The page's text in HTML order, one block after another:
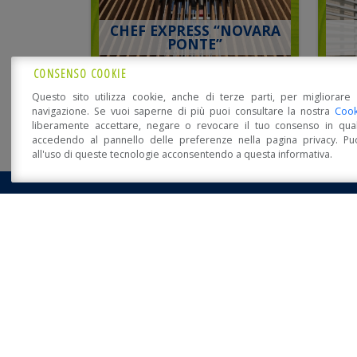
Open Accessibility
CHEF EXPRESS “NOVARA
PONTE”
CONSENSO COOKIE
Questo sito utilizza cookie, anche di terze parti, per migliorare
navigazione. Se vuoi saperne di più puoi consultare la nostra
liberamente accettare, negare o revocare il tuo consenso in
accedendo al pannello delle preferenze nella pagina privacy.
all'uso di queste tecnologie acconsentendo a questa informativa.